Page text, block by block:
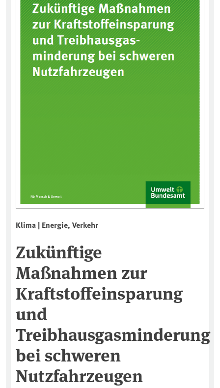
Klima | Energie, Verkehr
Zukünftige
Maßnahmen zur
Kraftstoffeinsparung
und
Treibhausgasminderung
bei schweren
Nutzfahrzeugen